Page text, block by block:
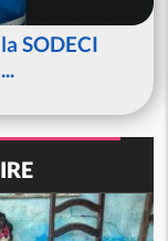
SODECI